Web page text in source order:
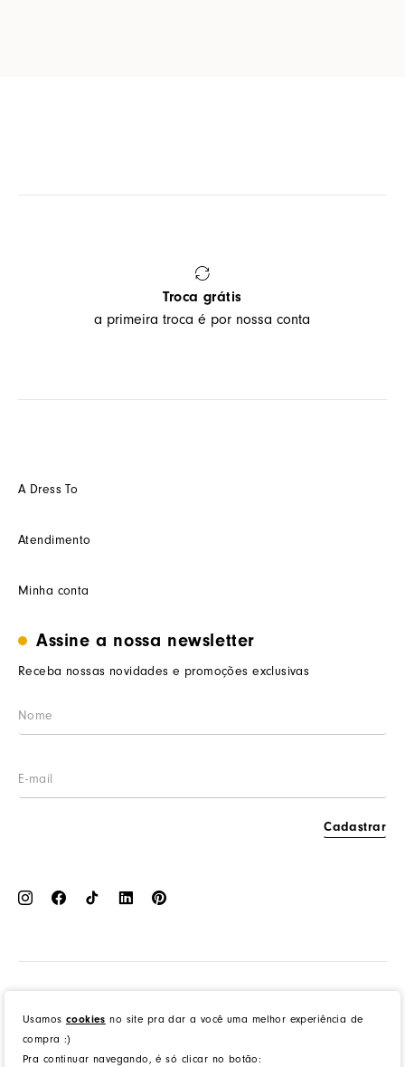
Usamos cookies no site pra dar a você uma melhor experiência de
compra :)
Pra continuar navegando, é só clicar no botão:
Troca grátis
a primeira troca é por nossa conta
A Dress To
Futuro
Seja um(a) cliente multimarca
Trabalhe conosco
Atendimento
Como trocar
Segurança e privacidade
Prazos de entrega
LGPD
Cashback
Minha conta
Meus pedidos
Wishlist
Assine a nossa newsletter
Receba nossas novidades e promoções exclusivas
Cadastrar
created byCommerceGrowth| powered by